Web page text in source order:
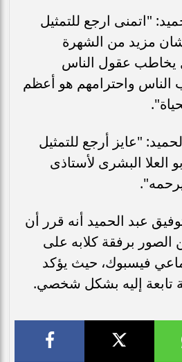
"اتمنى ارجع للتمثيل
مزيد من الشهرة
يخاطب عقول الناس
واحترامهم هو أعظم
"عايز أرجع للتمثيل
البشرى لأستاذى
عبد الحميد أنه قرر أن
الصور برفقة كلابه على
فيسبوك، حيث يؤكد
تابعة إليه بشكل شخصي.